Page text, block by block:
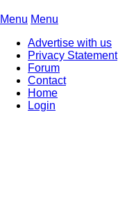
Menu Menu
Advertise with us
Privacy Statement
Forum
Contact
Home
Login